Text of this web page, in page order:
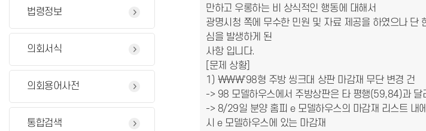
법령정보
의회서식
의회용어사전
통합검색
만하고 우롱하는 비 상식적인 행동에 대해서
광명시청 쪽에 무수한 민원 및 자료 제공을 하였으나 단
심을 발생하게 된
사항 입니다.
[문제 상황]
1) \\\'98형 주방 씽크대 상판 마감재 무단 변경 건
-> 98 모델하우스에서 주방상판은 타 평행(59,84)과 달
-> 8/29일 분양 홈피 e 모델하우스의 마감재 리스트 내
시 e 모델하우스에 있는 마감재